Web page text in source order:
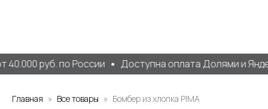
руб. по России Доступна оплата Долями и
Главная Все товары Бомбер из хлопка PIMA